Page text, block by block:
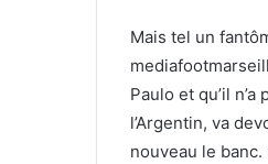
Mais tel un
Paulo et qu’il
l’Argentin, va
nouveau le